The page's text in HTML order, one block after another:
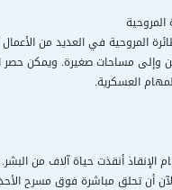
المروحية
المروحية في العديد من
الإنقاذ أنقذت حياة آلاف من
أن تحلق مباشرة فوق مسرح